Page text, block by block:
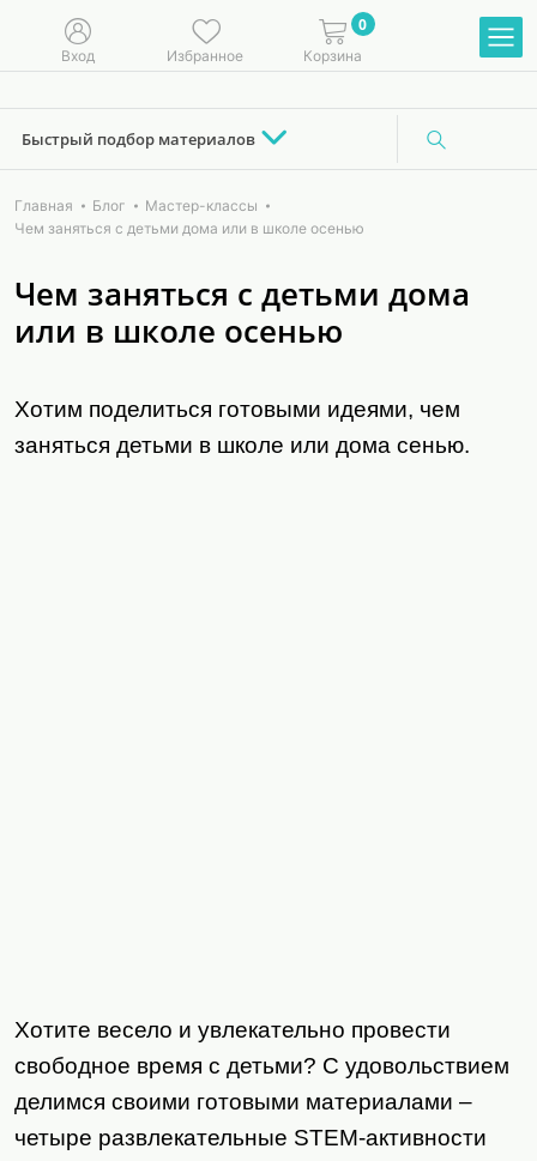
Вход Избранное
0
Корзина
Быстрый подбор материалов
Главная Блог
Мастер-классы
Чем заняться с детьми дома или в школе осенью
Чем заняться с детьми дома
или в школе осенью
Хотим поделиться готовыми идеями, чем
заняться детьми в школе или дома сенью.
Хотите весело и увлекательно провести
свободное время с детьми? С удовольствием
делимся своими готовыми материалами –
четыре развлекательные STEM-активности